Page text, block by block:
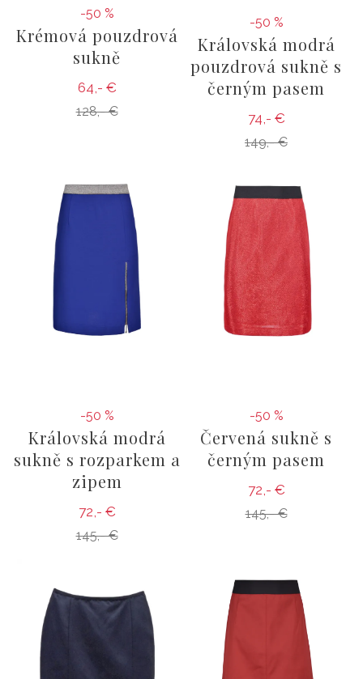
-50 %
Krémová pouzdrová
sukně
64,- €
128,- €
-50 %
Královská modrá
pouzdrová sukně s
černým pasem
74,- €
149,- €
-50 %
Královská modrá
sukně s rozparkem a
zipem
72,- €
145,- €
-50 %
Červená sukně s
černým pasem
72,- €
145,- €